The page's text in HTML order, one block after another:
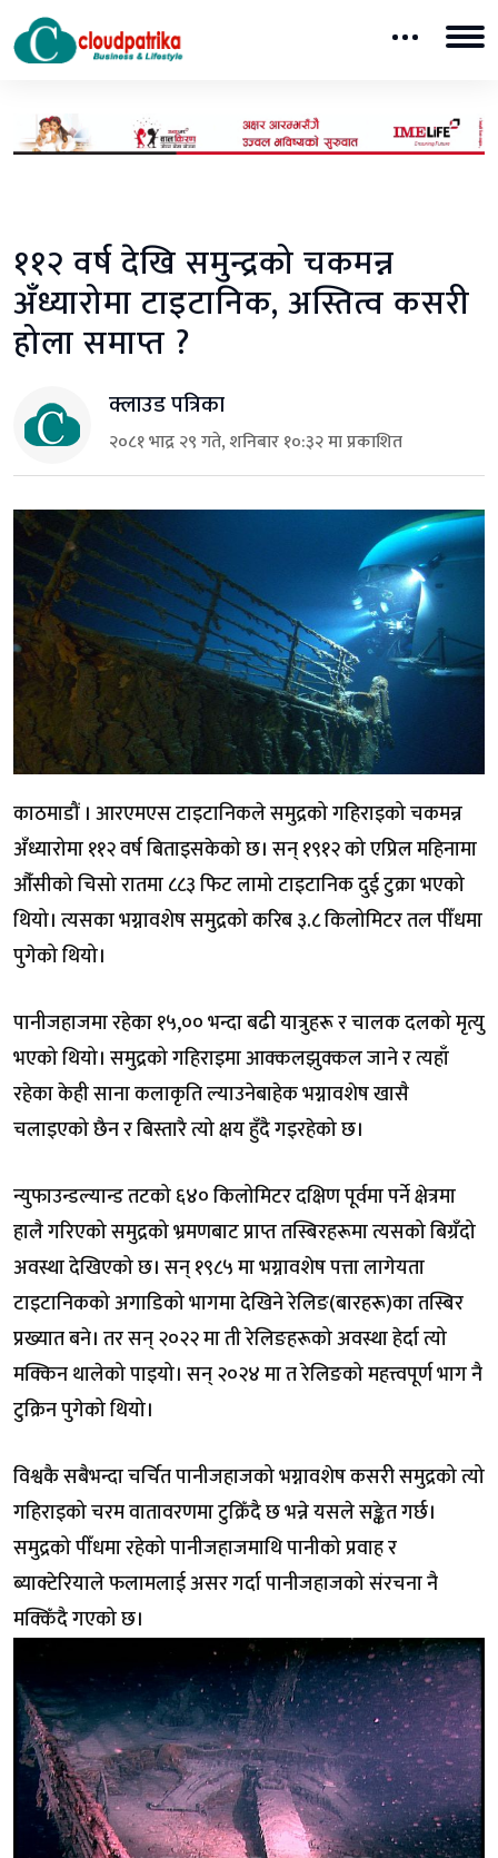
११२ वर्ष देखि समुन्द्रको चकमन्न
अँध्यारोमा टाइटानिक, अस्तित्व कसरी
होला समाप्त ?
क्लाउड पत्रिका
२०८१ भाद्र २९ गते, शनिबार १०:३२ मा प्रकाशित
काठमाडौं । आरएमएस टाइटानिकले समुद्रको गहिराइको चकमन्न
अँध्यारोमा ११२ वर्ष बिताइसकेको छ। सन् १९१२ को एप्रिल महिनामा
औँसीको चिसो रातमा ८८३ फिट लामो टाइटानिक दुई टुक्रा भएको
थियो। त्यसका भग्नावशेष समुद्रको करिब ३.८ किलोमिटर तल पीँधमा
पुगेको थियो।
पानीजहाजमा रहेका १५,०० भन्दा बढी यात्रुहरू र चालक दलको मृत्यु
भएको थियो। समुद्रको गहिराइमा आक्कलझुक्कल जाने र त्यहाँ
रहेका केही साना कलाकृति ल्याउनेबाहेक भग्नावशेष खासै
चलाइएको छैन र बिस्तारै त्यो क्षय हुँदै गइरहेको छ।
न्युफाउन्डल्यान्ड तटको ६४० किलोमिटर दक्षिण पूर्वमा पर्ने क्षेत्रमा
हालै गरिएको समुद्रको भ्रमणबाट प्राप्त तस्बिरहरूमा त्यसको बिग्रँदो
अवस्था देखिएको छ। सन् १९८५ मा भग्नावशेष पत्ता लागेयता
टाइटानिकको अगाडिको भागमा देखिने रेलिङ(बारहरू)का तस्बिर
प्रख्यात बने। तर सन् २०२२ मा ती रेलिङहरूको अवस्था हेर्दा त्यो
मक्किन थालेको पाइयो। सन् २०२४ मा त रेलिङको महत्त्वपूर्ण भाग नै
टुक्रिन पुगेको थियो।
विश्वकै सबैभन्दा चर्चित पानीजहाजको भग्नावशेष कसरी समुद्रको त्यो
गहिराइको चरम वातावरणमा टुक्रिँदै छ भन्ने यसले सङ्केत गर्छ।
समुद्रको पीँधमा रहेको पानीजहाजमाथि पानीको प्रवाह र
ब्याक्टेरियाले फलामलाई असर गर्दा पानीजहाजको संरचना नै
मक्किँदै गएको छ।